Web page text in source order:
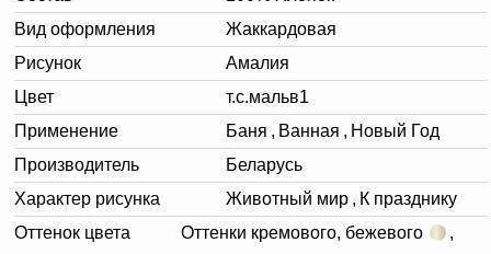
Вид оформления
Жаккардовая
Рисунок
Амалия
Цвет
т.с.мальв1
Применение
Баня , Ванная , Новый Год
Производитель
Беларусь
Характер рисунка
Животный мир , К празднику
Оттенок цвета
Оттенки кремового, бежевого
,